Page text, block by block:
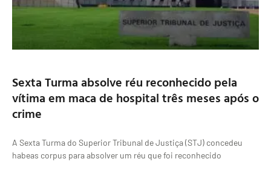
Sexta Turma absolve réu reconhecido pela
vítima em maca de hospital três meses após o
crime
A Sexta Turma do Superior Tribunal de Justiça (STJ) concedeu
habeas corpus para absolver um réu que foi reconhecido